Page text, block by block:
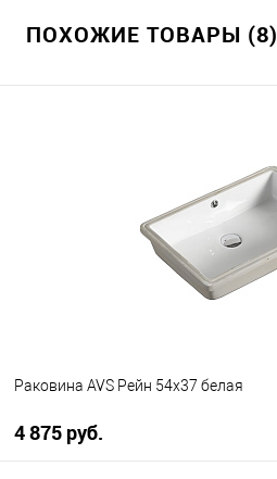
ПОХОЖИЕ ТОВАРЫ (8)
Раковина AVS Рейн 54x37 белая
4 875 руб.